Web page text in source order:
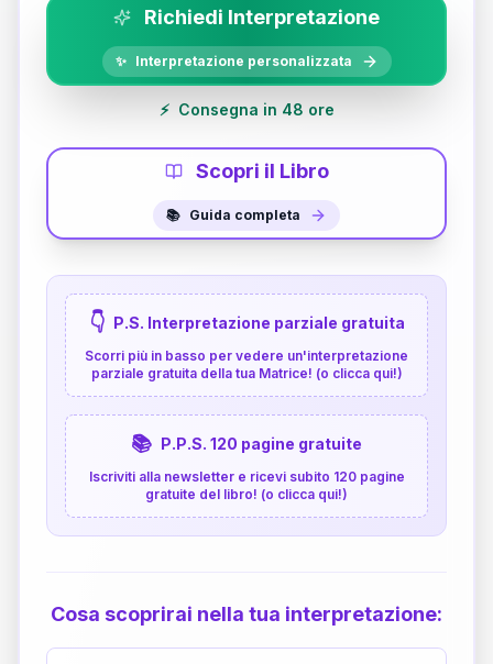
Richiedi Interpretazione
✨ Interpretazione personalizzata
⚡ Consegna in 48 ore
Scopri il Libro
📚 Guida completa
👇 P.S. Interpretazione parziale gratuita
Scorri più in basso per vedere un'interpretazione
parziale gratuita della tua Matrice! (o clicca qui!)
📚 P.P.S. 120 pagine gratuite
Iscriviti alla newsletter e ricevi subito 120 pagine
gratuite del libro! (o clicca qui!)
Cosa scoprirai nella tua interpretazione: